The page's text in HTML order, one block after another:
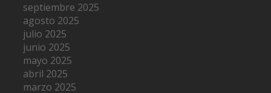
septiembre 2025
agosto 2025
julio 2025
junio 2025
mayo 2025
abril 2025
marzo 2025